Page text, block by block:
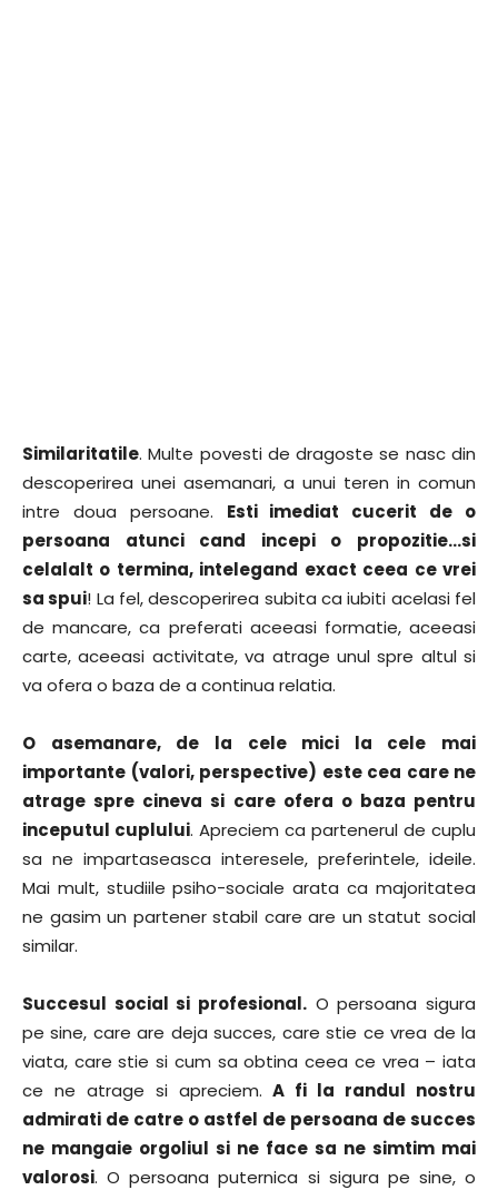
Similaritatile. Multe povesti de dragoste se nasc din
descoperirea unei asemanari, a unui teren in comun
intre doua persoane. Esti imediat cucerit de o
persoana atunci cand incepi o propozitie…si
celalalt o termina, intelegand exact ceea ce vrei
sa spui! La fel, descoperirea subita ca iubiti acelasi fel
de mancare, ca preferati aceeasi formatie, aceeasi
carte, aceeasi activitate, va atrage unul spre altul si
va ofera o baza de a continua relatia.
O asemanare, de la cele mici la cele mai
importante (valori, perspective) este cea care ne
atrage spre cineva si care ofera o baza pentru
inceputul cuplului. Apreciem ca partenerul de cuplu
sa ne impartaseasca interesele, preferintele, ideile.
Mai mult, studiile psiho-sociale arata ca majoritatea
ne gasim un partener stabil care are un statut social
similar.
Succesul social si profesional. O persoana sigura
pe sine, care are deja succes, care stie ce vrea de la
viata, care stie si cum sa obtina ceea ce vrea – iata
ce ne atrage si apreciem. A fi la randul nostru
admirati de catre o astfel de persoana de succes
ne mangaie orgoliul si ne face sa ne simtim mai
valorosi. O persoana puternica si sigura pe sine, o